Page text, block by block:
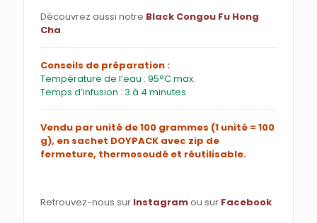
Découvrez aussi notre Black Congou Fu Hong
Cha.
Conseils de préparation :
Température de l’eau : 95°C max.
Temps d’infusion : 3 à 4 minutes
Vendu par unité de 100 grammes (1 unité = 100
g), en sachet DOYPACK avec zip de
fermeture, thermosoudé et réutilisable.
Retrouvez-nous sur Instagramou sur Facebook